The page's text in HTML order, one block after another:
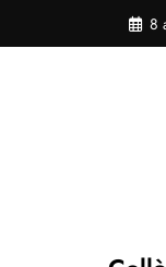
contenu
8